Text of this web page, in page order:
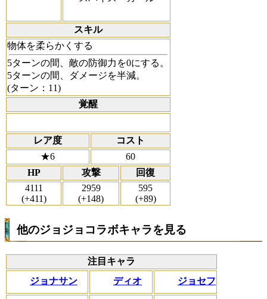
スキル
物体を柔らかくする
5ターンの間、敵の防御力を0にする。
5ターンの間、ダメージを半減。
(ターン：11)
覚醒
レア度
コスト
★6
60
HP
攻撃
回復
4111
(+411)
2959
(+148)
595
(+89)
他のジョジョコラボキャラを見る
注目キャラ
ジョナサン
ディオ ジョセフ